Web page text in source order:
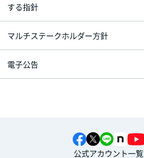
する指針
マルチステークホルダー方針
電子公告
公式アカウント一覧